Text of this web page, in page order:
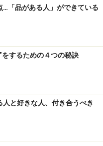
次のページへ
…「品がある人」ができている
をするための４つの秘訣
と好きな人、付き合うべき